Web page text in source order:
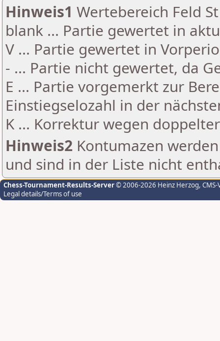
Hinweis1 Wertebereich Feld
blank ... Partie gewertet in
V ... Partie gewertet in
- ... Partie nicht gewertet, da
E ... Partie vorgemerkt zur
Einstiegselozahl in der
K ... Korrektur wegen
Hinweis2 Kontumazen
und sind in der Liste nicht
Chess-Tournament-Results-Server© 2006-2026 Heinz Herzog,
Legal details/Terms of use